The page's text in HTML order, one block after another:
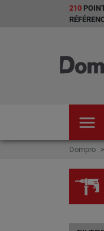
210
menu
Dompro